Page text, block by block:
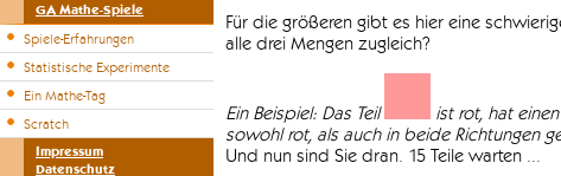
GA Mathe-Spiele
Spiele-Erfahrungen
Statistische Experimente
Ein Mathe-Tag
Scratch
Impressum
Datenschutz
Für die größeren gibt es hier eine
alle drei Mengen zugleich?
Ein Beispiel: Das Teil
ist rot, hat
sowohl rot, als auch in beide Richtungen
Und nun sind Sie dran. 15 Teile warten ...